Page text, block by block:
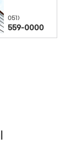
051)
559-0000